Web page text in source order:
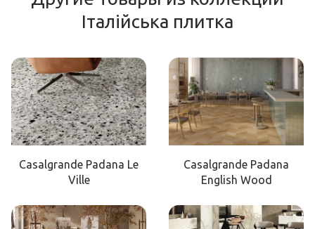
Італійська плитка
Casalgrande Padana Le
Ville
Casalgrande Padana
English Wood